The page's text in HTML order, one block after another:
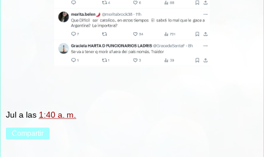
Jul a las 1:40 a. m.
Compartir